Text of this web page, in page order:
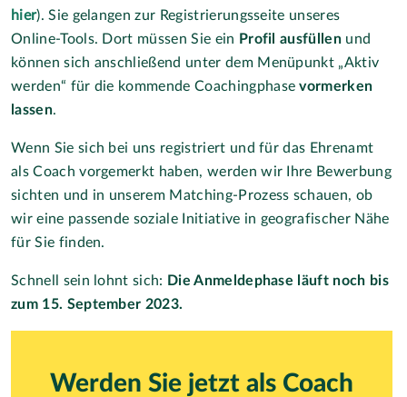
hier). Sie gelangen zur Registrierungsseite unseres
Online-Tools. Dort müssen Sie ein Profil ausfüllen und
können sich anschließend unter dem Menüpunkt „Aktiv
werden“ für die kommende Coachingphasevormerken
lassen.
Wenn Sie sich bei uns registriert und für das Ehrenamt
als Coach vorgemerkt haben, werden wir Ihre Bewerbung
sichten und in unserem Matching-Prozess schauen, ob
wir eine passende soziale Initiative in geografischer Nähe
für Sie finden.
Schnell sein lohnt sich: Die Anmeldephase läuft noch bis
zum 15. September 2023.
Werden Sie jetzt als Coach